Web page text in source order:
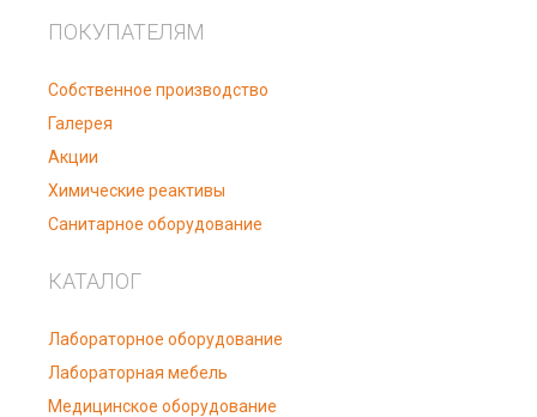
ПОКУПАТЕЛЯМ
Собственное производство
Галерея
Акции
Химические реактивы
Санитарное оборудование
КАТАЛОГ
Лабораторное оборудование
Лабораторная мебель
Медицинское оборудование